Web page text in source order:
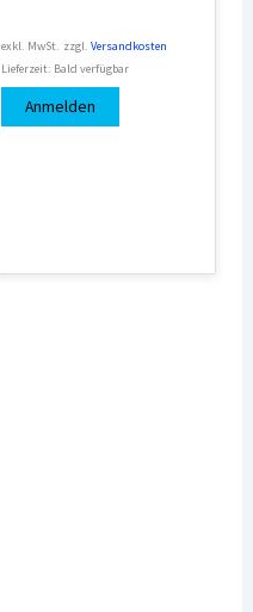
exkl. MwSt. zzgl. Versandkosten
Lieferzeit: Bald verfügbar
Anmelden